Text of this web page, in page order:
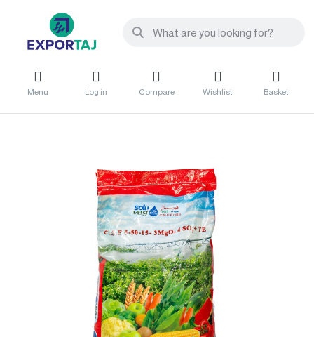
Menu Log in Compare Wishlist Basket